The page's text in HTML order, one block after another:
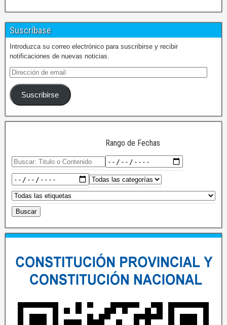
Suscríbase
Introduzca su correo electrónico para suscribirse y recibir
notificaciones de nuevas noticias.
Suscribirse
Rango de Fechas